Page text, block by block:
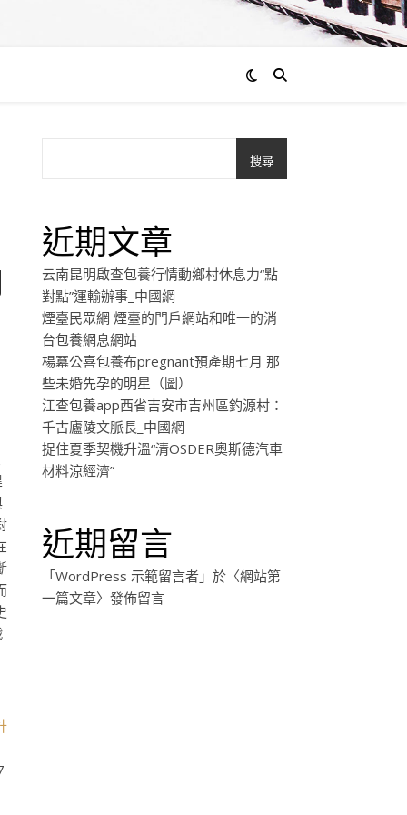
搜尋
近期文章
云南昆明啟查包養行情動鄉村休息力“點
對點”運輸辦事_中國網
煙臺民眾網 煙臺的門戶網站和唯一的消
台包養網息網站
楊冪公喜包養布pregnant預產期七月 那
些未婚先孕的明星（圖）
江查包養app西省吉安市吉州區釣源村：
千古廬陵文脈長_中國網
捉住夏季契機升溫“清OSDER奧斯德汽車
材料涼經濟”
近期留言
「WordPress 示範留言者 」於〈網站第
一篇文章〉發佈留言